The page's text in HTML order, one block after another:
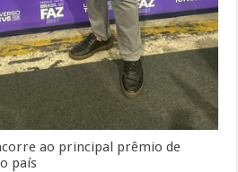
ao principal prêmio de
país